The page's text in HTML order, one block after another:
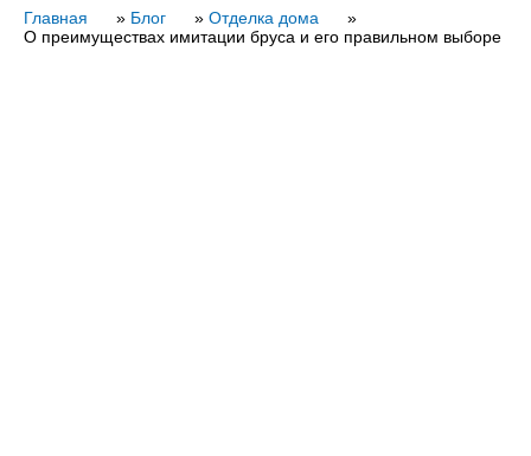
Вы
Главная » Блог » Отделка дома
»
О преимуществах имитации бруса и его правильном выборе